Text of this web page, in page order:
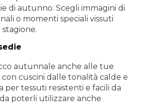
di autunno. Scegli immagini di
o momenti speciali vissuti
autunnale anche alle tue
con cuscini dalle tonalità calde e
per tessuti resistenti e facili da
poterli utilizzare anche